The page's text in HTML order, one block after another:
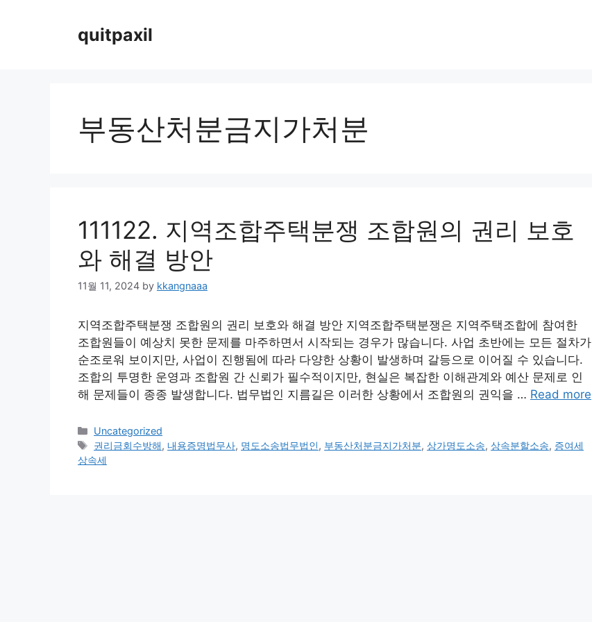
quitpaxil
부동산처분금지가처분
111122. 지역조합주택분쟁 조합원의 권리 보호
와 해결 방안
11월 11, 2024 by kkangnaaa
지역조합주택분쟁 조합원의 권리 보호와 해결 방안 지역조합주택분쟁은 지역주택조합에 참여한
조합원들이 예상치 못한 문제를 마주하면서 시작되는 경우가 많습니다. 사업 초반에는 모든 절차가
순조로워 보이지만, 사업이 진행됨에 따라 다양한 상황이 발생하며 갈등으로 이어질 수 있습니다.
조합의 투명한 운영과 조합원 간 신뢰가 필수적이지만, 현실은 복잡한 이해관계와 예산 문제로 인
해 문제들이 종종 발생합니다. 법무법인 지름길은 이러한 상황에서 조합원의 권익을 … Read more
Categories
Uncategorized
Tags
권리금회수방해, 내용증명법무사, 명도소송법무법인, 부동산처분금지가처분,상가명도소송,상속분할소송, 증여세
상속세